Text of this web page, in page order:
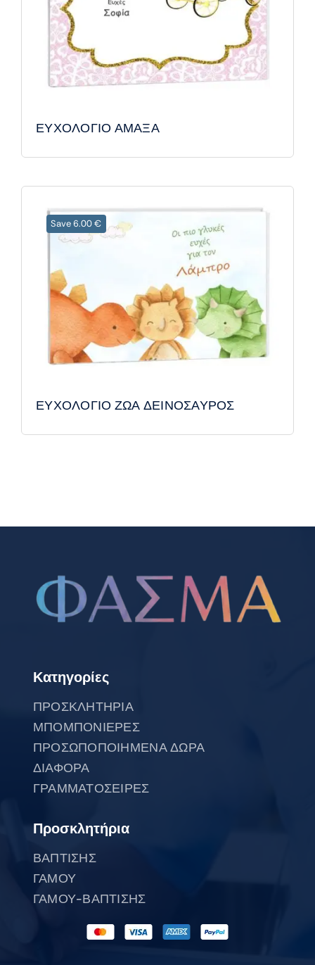
ΕΥΧΟΛΟΓΙΟ ΑΜΑΞΑ
Save 6.00 €
ΕΥΧΟΛΟΓΙΟ ΖΩΑ ΔΕΙΝΟΣΑΥΡΟΣ
Κατηγορίες
ΠΡΟΣΚΛΗΤΗΡΙΑ
ΜΠΟΜΠΟΝΙΕΡΕΣ
ΠΡΟΣΩΠΟΠΟΙΗΜΕΝΑ ΔΩΡΑ
ΔΙΑΦΟΡΑ
ΓΡΑΜΜΑΤΟΣΕΙΡΕΣ
Προσκλητήρια
ΒΑΠΤΙΣΗΣ
ΓΑΜΟΥ
ΓΑΜΟΥ-ΒΑΠΤΙΣΗΣ